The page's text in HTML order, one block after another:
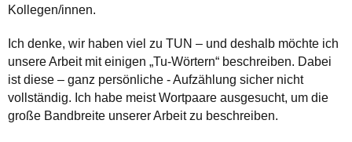
Kollegen/innen.
Ich denke, wir haben viel zu TUN – und deshalb möchte ich
unsere Arbeit mit einigen „Tu-Wörtern“ beschreiben. Dabei
ist diese – ganz persönliche - Aufzählung sicher nicht
vollständig. Ich habe meist Wortpaare ausgesucht, um die
große Bandbreite unserer Arbeit zu beschreiben.